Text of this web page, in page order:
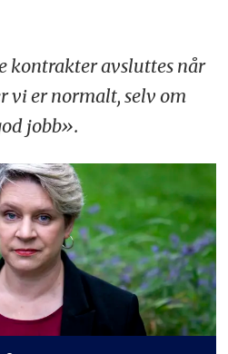
kontrakter avsluttes når
vi er normalt, selv om
jobb».